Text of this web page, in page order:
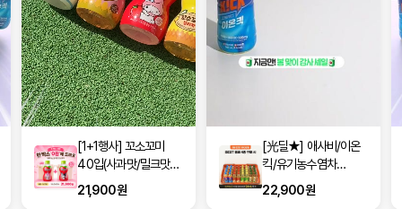
[1+1행사] 꼬소꼬미
40입(사과맛/밀크맛/
옥수수차/보리차 택2)
21,900원
[光딜★] 애사비/이온
킥/유기농수염차
500ml 24입+6입
(100원♥)
22,900원